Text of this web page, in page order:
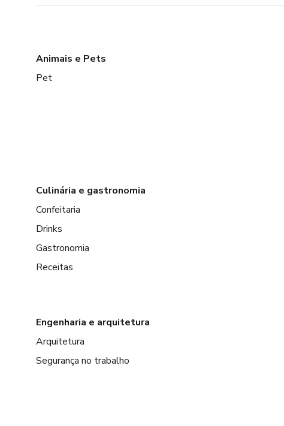
Animais e Pets
Pet
Culinária e gastronomia
Confeitaria
Drinks
Gastronomia
Receitas
Engenharia e arquitetura
Arquitetura
Segurança no trabalho